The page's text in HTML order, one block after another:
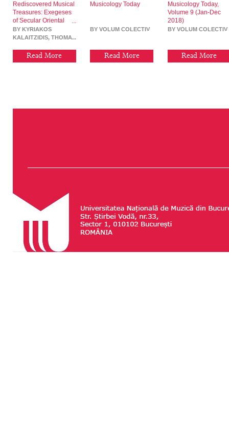
Rediscovered Musical
Treasures: Exegeses
of Secular Oriental
Music. (Part I)
BY KYRIAKOS
KALAITZIDIS, THOMAS
Read More
Musicology Today
BY VOLUM COLECTIV
Read More
Musicology Today,
Volume 9 (Jan-Dec
2018)
BY VOLUM COLECTIV
Read More